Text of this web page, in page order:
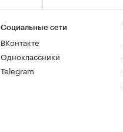
Социальные сети
ВКонтакте
Одноклассники
Telegram